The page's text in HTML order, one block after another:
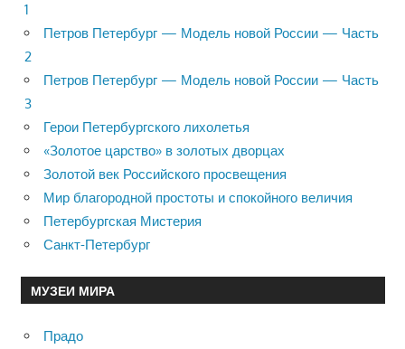
1
Петров Петербург — Модель новой России — Часть
2
Петров Петербург — Модель новой России — Часть
3
Герои Петербургского лихолетья
«Золотое царство» в золотых дворцах
Золотой век Российского просвещения
Мир благородной простоты и спокойного величия
Петербургская Мистерия
Санкт-Петербург
МУЗЕИ МИРА
Прадо